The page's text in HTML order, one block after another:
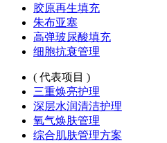
胶原再生填充
朱布亚塞
高弹玻尿酸填充
细胞抗衰管理
( 代表项目 )
三重焕亮护理
深层水润清洁护理
氧气焕肤管理
综合肌肤管理方案